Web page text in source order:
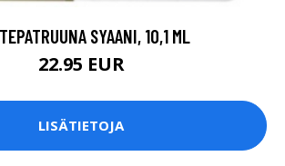
SYAANI, 10,1 ML
22.95 EUR
LISÄTIETOJA